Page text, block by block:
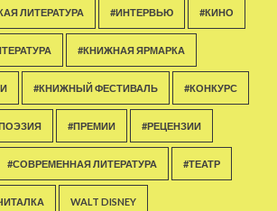
ЛИТЕРАТУРА #ИНТЕРВЬЮ #КИНО
#КНИЖНАЯ ЯРМАРКА
#КНИЖНЫЙ ФЕСТИВАЛЬ #КОНКУРС
#ПРЕМИИ #РЕЦЕНЗИИ
#СОВРЕМЕННАЯ ЛИТЕРАТУРА #ТЕАТР
WALT DISNEY